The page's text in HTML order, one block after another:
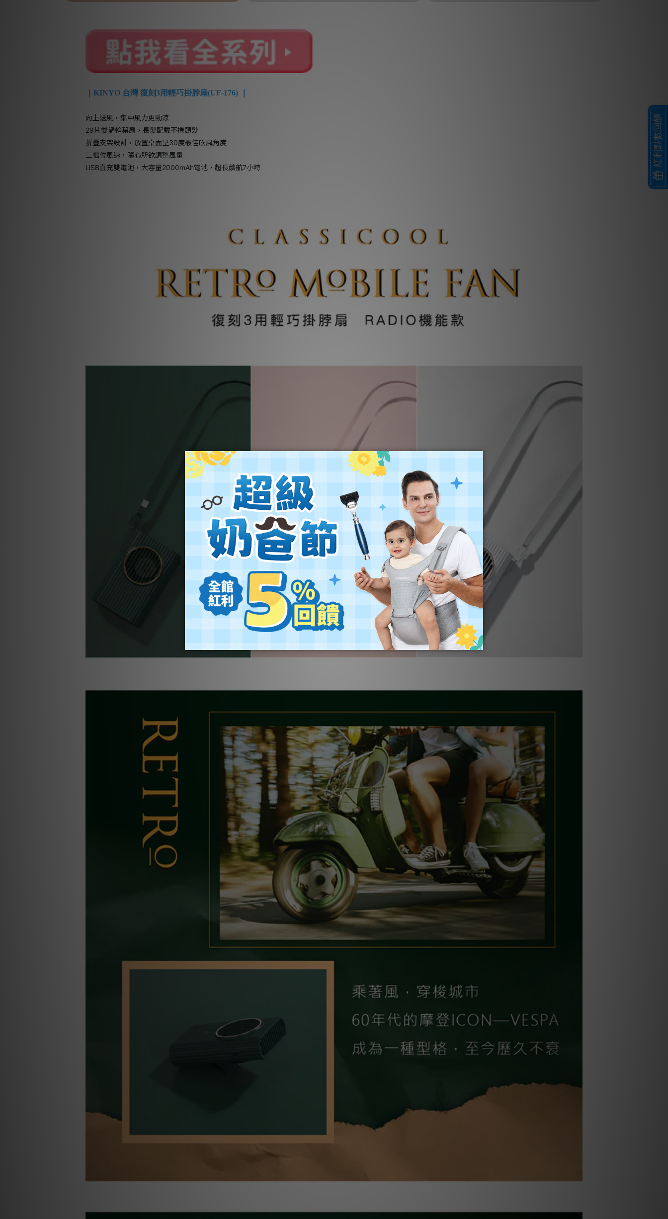
｜KINYO 台灣 復刻3用輕巧掛脖扇(UF-176) ｜
向上送風，集中風力更勁涼
29片雙渦輪葉扇，長髮配戴不捲頭髮
折疊支架設計，放置桌面呈30度最佳吹風角度
三檔位風速，隨心所欲調整風量
USB直充雙電池，大容量2000mAh電池，超長續航7小時
紅利點數回饋